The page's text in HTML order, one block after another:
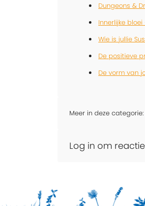
Dungeons &
Innerlijke
Wie is jullie
De positieve
De vorm van
Meer in deze categorie:
Log in om